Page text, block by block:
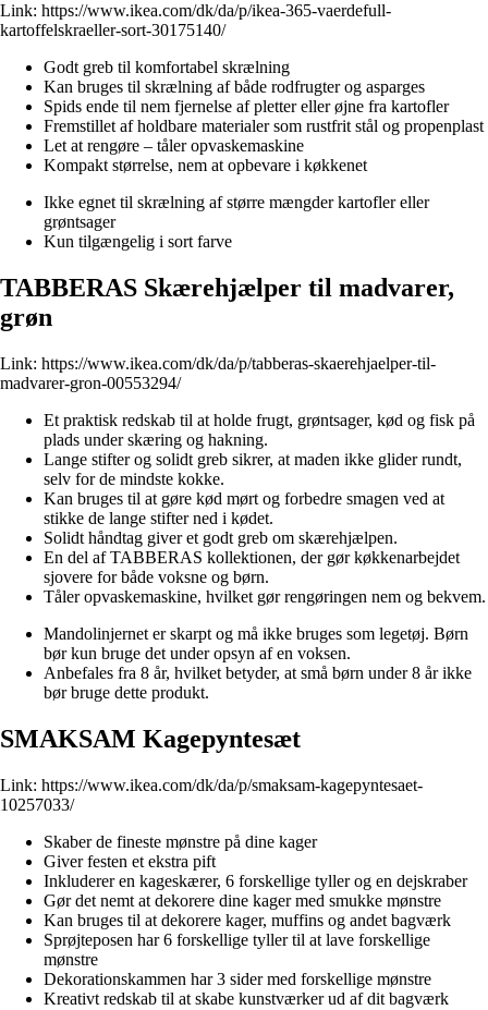
Link: https://www.ikea.com/dk/da/p/ikea-365-vaerdefull-
kartoffelskraeller-sort-30175140/
Godt greb til komfortabel skrælning
Kan bruges til skrælning af både rodfrugter og asparges
Spids ende til nem fjernelse af pletter eller øjne fra kartofler
Fremstillet af holdbare materialer som rustfrit stål og propenplast
Let at rengøre – tåler opvaskemaskine
Kompakt størrelse, nem at opbevare i køkkenet
Ikke egnet til skrælning af større mængder kartofler eller
grøntsager
Kun tilgængelig i sort farve
TABBERAS Skærehjælper til madvarer,
grøn
Link: https://www.ikea.com/dk/da/p/tabberas-skaerehjaelper-til-
madvarer-gron-00553294/
Et praktisk redskab til at holde frugt, grøntsager, kød og fisk på
plads under skæring og hakning.
Lange stifter og solidt greb sikrer, at maden ikke glider rundt,
selv for de mindste kokke.
Kan bruges til at gøre kød mørt og forbedre smagen ved at
stikke de lange stifter ned i kødet.
Solidt håndtag giver et godt greb om skærehjælpen.
En del af TABBERAS kollektionen, der gør køkkenarbejdet
sjovere for både voksne og børn.
Tåler opvaskemaskine, hvilket gør rengøringen nem og bekvem.
Mandolinjernet er skarpt og må ikke bruges som legetøj. Børn
bør kun bruge det under opsyn af en voksen.
Anbefales fra 8 år, hvilket betyder, at små børn under 8 år ikke
bør bruge dette produkt.
SMAKSAM Kagepyntesæt
Link: https://www.ikea.com/dk/da/p/smaksam-kagepyntesaet-
10257033/
Skaber de fineste mønstre på dine kager
Giver festen et ekstra pift
Inkluderer en kageskærer, 6 forskellige tyller og en dejskraber
Gør det nemt at dekorere dine kager med smukke mønstre
Kan bruges til at dekorere kager, muffins og andet bagværk
Sprøjteposen har 6 forskellige tyller til at lave forskellige
mønstre
Dekorationskammen har 3 sider med forskellige mønstre
Kreativt redskab til at skabe kunstværker ud af dit bagværk